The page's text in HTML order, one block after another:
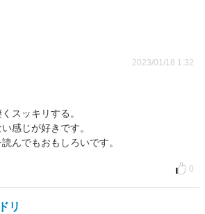
2023/01/18 1:32
スッキリする。
感じが好きです。
んでもおもしろいです。
0
リ